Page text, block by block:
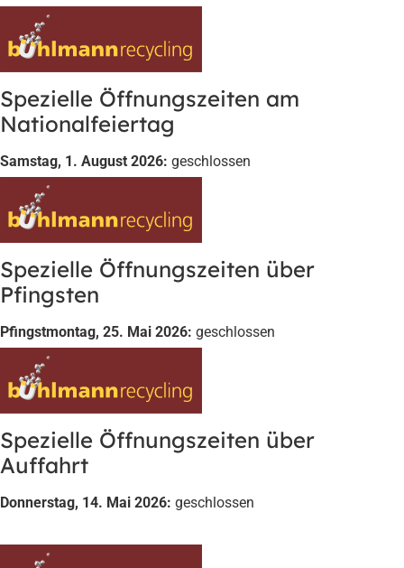
Spezielle Öffnungszeiten am
Nationalfeiertag
Samstag, 1. August 2026: geschlossen
Spezielle Öffnungszeiten über
Pfingsten
Pfingstmontag, 25. Mai 2026: geschlossen
Spezielle Öffnungszeiten über
Auffahrt
Donnerstag, 14. Mai 2026: geschlossen